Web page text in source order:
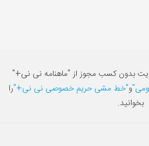
بدون کسب مجوز از "ماهنامه نی نی+"
و"خط مشی حریم خصوصی نی نی+"را
بخوانید.